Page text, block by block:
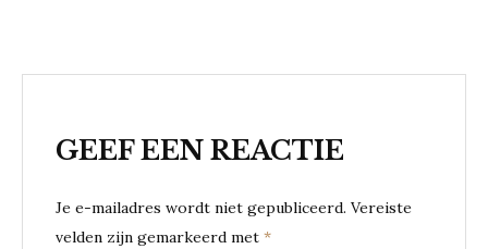
GEEF EEN REACTIE
Je e-mailadres wordt niet gepubliceerd. Vereiste
velden zijn gemarkeerd met *